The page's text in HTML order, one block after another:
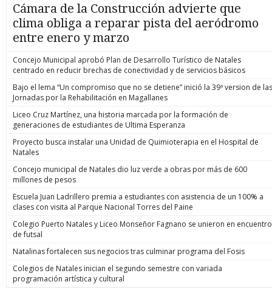
Cámara de la Construcción advierte que
clima obliga a reparar pista del aeródromo
entre enero y marzo
Concejo Municipal aprobó Plan de Desarrollo Turístico de Natales
centrado en reducir brechas de conectividad y de servicios básicos
Bajo el lema “Un compromiso que no se detiene” inició la 39ª version de las
Jornadas por la Rehabilitación en Magallanes
Liceo Cruz Martínez, una historia marcada por la formación de
generaciones de estudiantes de Ultima Esperanza
Proyecto busca instalar una Unidad de Quimioterapia en el Hospital de
Natales
Concejo municipal de Natales dio luz verde a obras por más de 600
millones de pesos
Escuela Juan Ladrillero premia a estudiantes con asistencia de un 100% a
clases con visita al Parque Nacional Torres del Paine
Colegio Puerto Natales y Liceo Monseñor Fagnano se unieron en encuentro
de futsal
Natalinas fortalecen sus negocios tras culminar programa del Fosis
Colegios de Natales inician el segundo semestre con variada
programación artística y cultural